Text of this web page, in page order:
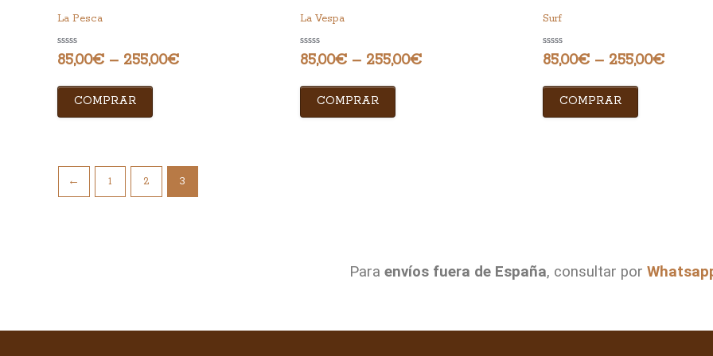
La Pesca
Rated
0
of
5
85,00€ – 255,00€
COMPRAR
La Vespa
Rated
0
of
5
85,00€ – 255,00€
COMPRAR
Surf
Rated
0
of
5
85,00€ – 255,00€
COMPRAR
← 1 2 3
Para envíos fuera de España, consultar por